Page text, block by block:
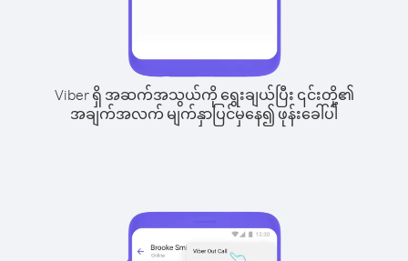
Viber ရှိ အဆက်အသွယ်ကို ရွေးချယ်ပြီး ၎င်းတို့၏
အချက်အလက် မျက်နှာပြင်မှနေ၍ ဖုန်းခေါ်ပါ